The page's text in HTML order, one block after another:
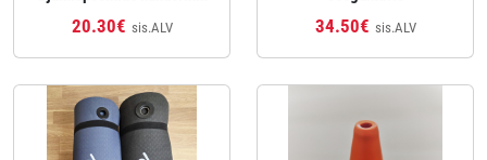
20.30€ sis.ALV 34.50€ sis.ALV